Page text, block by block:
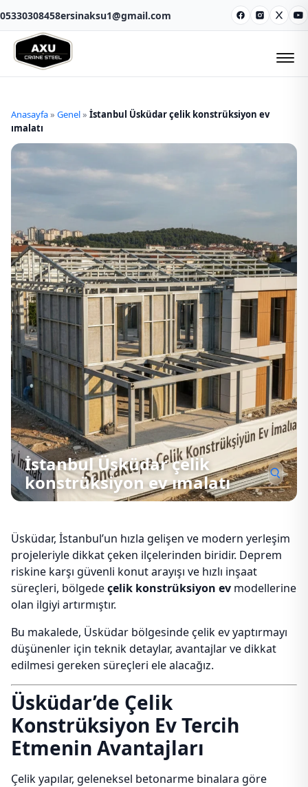
05330308458ersinaksu1@gmail.com Facebook
Instagram
X
Anasayfa» Genel» İstanbul Üsküdar çelik konstrüksiyon ev
ımalatı
İstanbul Üsküdar çelik
konstrüksiyon ev ımalatı
Üsküdar, İstanbul’un hızla gelişen ve modern yerleşim
projeleriyle dikkat çeken ilçelerinden biridir. Deprem
riskine karşı güvenli konut arayışı ve hızlı inşaat
süreçleri, bölgedeçelik konstrüksiyon ev modellerine
olan ilgiyi artırmıştır.
Bu makalede, Üsküdar bölgesinde çelik ev yaptırmayı
düşünenler için teknik detaylar, avantajlar ve dikkat
edilmesi gereken süreçleri ele alacağız.
Üsküdar’de Çelik
Konstrüksiyon Ev Tercih
Etmenin Avantajları
Çelik yapılar, geleneksel betonarme binalara göre